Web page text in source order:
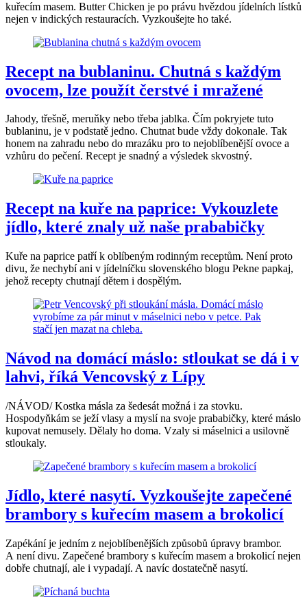
kuřecím masem. Butter Chicken je po právu hvězdou jídelních lístků
nejen v indických restauracích. Vyzkoušejte ho také.
Recept na bublaninu. Chutná s každým
ovocem, lze použít čerstvé i mražené
Jahody, třešně, meruňky nebo třeba jablka. Čím pokryjete tuto
bublaninu, je v podstatě jedno. Chutnat bude vždy dokonale. Tak
honem na zahradu nebo do mrazáku pro to nejoblíbenější ovoce a
vzhůru do pečení. Recept je snadný a výsledek skvostný.
Recept na kuře na paprice: Vykouzlete
jídlo, které znaly už naše prababičky
Kuře na paprice patří k oblíbeným rodinným receptům. Není proto
divu, že nechybí ani v jídelníčku slovenského blogu Pekne papkaj,
jehož recepty chutnají dětem i dospělým.
Návod na domácí máslo: stloukat se dá i v
lahvi, říká Vencovský z Lípy
/NÁVOD/ Kostka másla za šedesát možná i za stovku.
Hospodyňkám se ježí vlasy a myslí na svoje prababičky, které máslo
kupovat nemusely. Dělaly ho doma. Vzaly si máselnici a usilovně
stloukaly.
Jídlo, které nasytí. Vyzkoušejte zapečené
brambory s kuřecím masem a brokolicí
Zapékání je jedním z nejoblíbenějších způsobů úpravy brambor.
A není divu. Zapečené brambory s kuřecím masem a brokolicí nejen
dobře chutnají, ale i vypadají. A navíc dostatečně nasytí.